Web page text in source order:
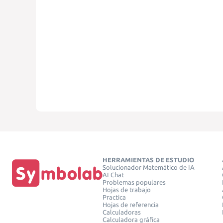
HERRAMIENTAS DE ESTUDIO
Solucionador Matemático de IA
AI Chat
Problemas populares
Hojas de trabajo
Practica
Hojas de referencia
Calculadoras
Calculadora gráfica